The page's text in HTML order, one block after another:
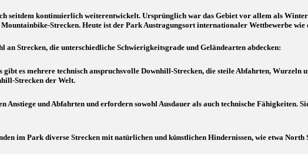
seitdem kontinuierlich weiterentwickelt. Ursprünglich war das Gebiet vor allem als
Strecken. Heute ist der Park Austragungsort internationaler Wettbewerbe
an Strecken, die unterschiedliche Schwierigkeitsgrade und Geländearten abdecken:
es mehrere technisch anspruchsvolle Downhill-Strecken, die steile Abfahrten, Wurzeln
Strecken der Welt.
Anstiege und Abfahrten und erfordern sowohl Ausdauer als auch technische Fähigkeiten.
im Park diverse Strecken mit natürlichen und künstlichen Hindernissen, wie etwa North